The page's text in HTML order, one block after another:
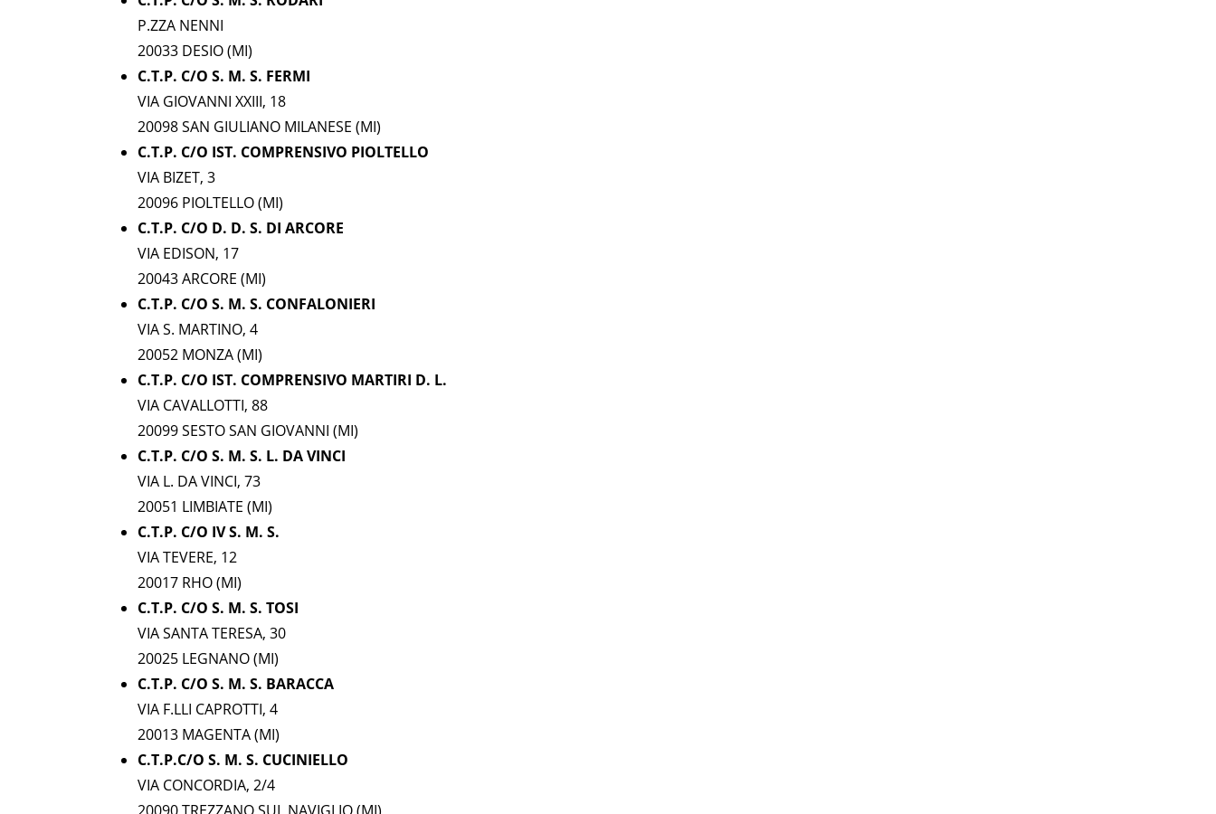
P.ZZA NENNI
20033 DESIO (MI)
C.T.P. C/O S. M. S. FERMI
VIA GIOVANNI XXIII, 18
20098 SAN GIULIANO MILANESE (MI)
C.T.P. C/O IST. COMPRENSIVO PIOLTELLO
VIA BIZET, 3
20096 PIOLTELLO (MI)
C.T.P. C/O D. D. S. DI ARCORE
VIA EDISON, 17
20043 ARCORE (MI)
C.T.P. C/O S. M. S. CONFALONIERI
VIA S. MARTINO, 4
20052 MONZA (MI)
C.T.P. C/O IST. COMPRENSIVO MARTIRI D. L.
VIA CAVALLOTTI, 88
20099 SESTO SAN GIOVANNI (MI)
C.T.P. C/O S. M. S. L. DA VINCI
VIA L. DA VINCI, 73
20051 LIMBIATE (MI)
C.T.P. C/O IV S. M. S.
VIA TEVERE, 12
20017 RHO (MI)
C.T.P. C/O S. M. S. TOSI
VIA SANTA TERESA, 30
20025 LEGNANO (MI)
C.T.P. C/O S. M. S. BARACCA
VIA F.LLI CAPROTTI, 4
20013 MAGENTA (MI)
C.T.P.C/O S. M. S. CUCINIELLO
VIA CONCORDIA, 2/4